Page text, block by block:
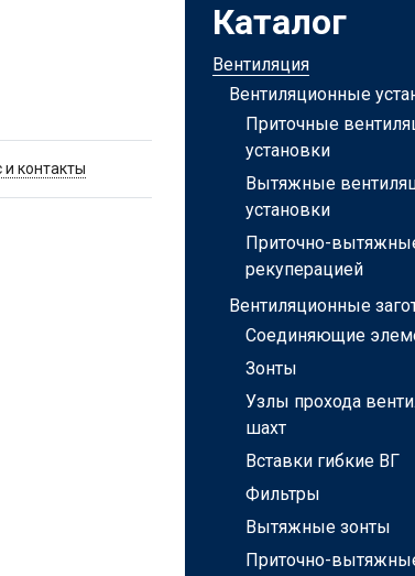
контакты
Каталог
Вентиляция
Вентиляционные
Приточные
установки
Вытяжные
установки
Приточно-
рекуперацией
Вентиляционные
Соединяющие
Зонты
Узлы прохода
шахт
Вставки гибкие ВГ
Фильтры
Вытяжные зонты
Приточно-